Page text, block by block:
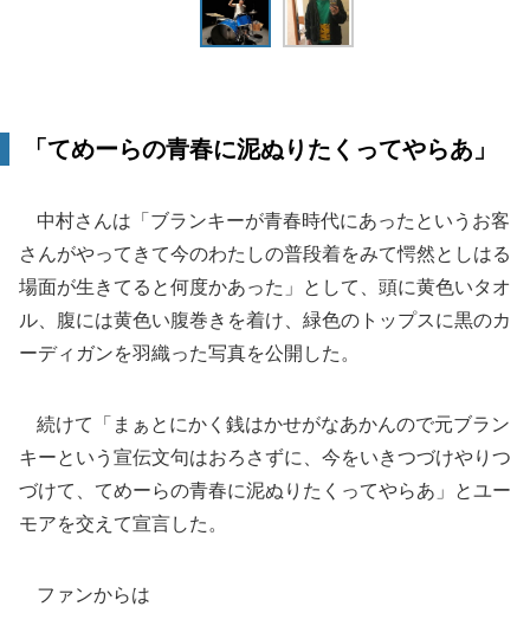
「てめーらの青春に泥ぬりたくってやらあ」
中村さんは「ブランキーが青春時代にあったというお客
さんがやってきて今のわたしの普段着をみて愕然としはる
場面が生きてると何度かあった」として、頭に黄色いタオ
ル、腹には黄色い腹巻きを着け、緑色のトップスに黒のカ
ーディガンを羽織った写真を公開した。
続けて「まぁとにかく銭はかせがなあかんので元ブラン
キーという宣伝文句はおろさずに、今をいきつづけやりつ
づけて、てめーらの青春に泥ぬりたくってやらあ」とユー
モアを交えて宣言した。
ファンからは